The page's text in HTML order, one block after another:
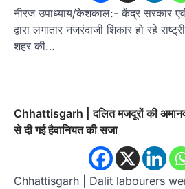
नीरज उपाध्याय/केशकाल:- केंद्र सरकार एवं
द्वारा लगातार नजरंदाजी शिकार हो रहे
शहर की…
Chhattisgarh | दलित मजदूरों की
से दी गई हैवानियत की सजा
Chhattisgarh | Dalit labourers